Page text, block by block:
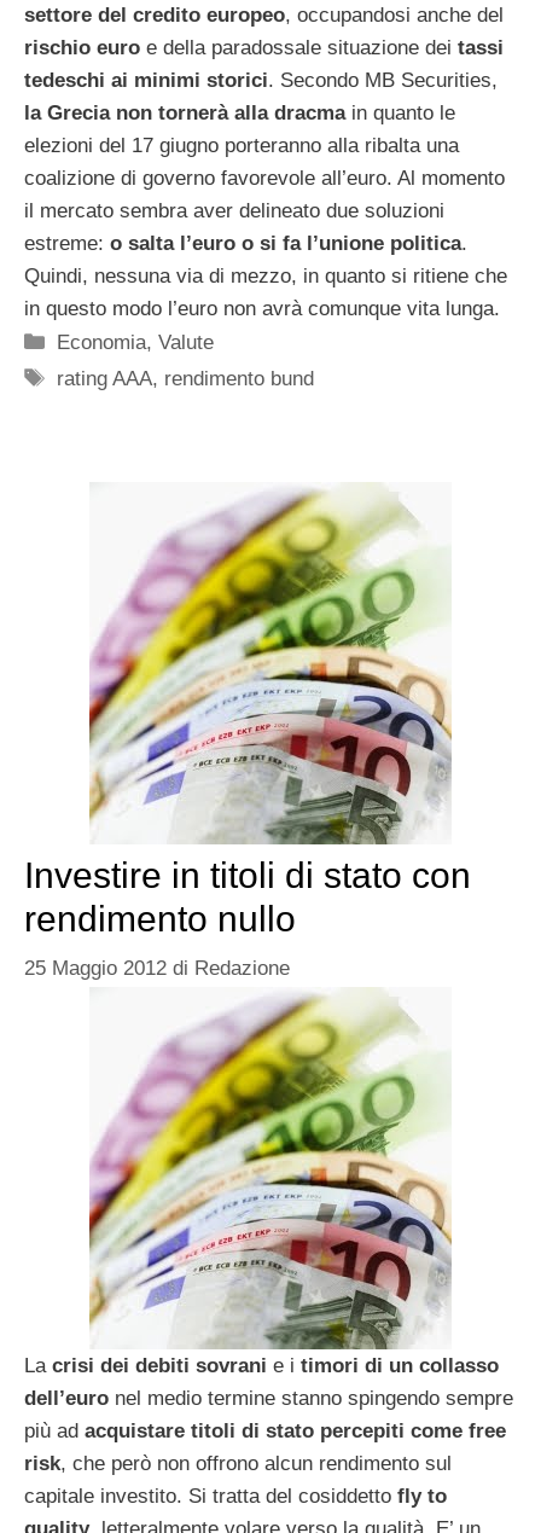
settore del credito europeo, occupandosi anche del
rischio euro e della paradossale situazione dei tassi
tedeschi ai minimi storici. Secondo MB Securities,
la Grecia non tornerà alla dracma in quanto le
elezioni del 17 giugno porteranno alla ribalta una
coalizione di governo favorevole all’euro. Al momento
il mercato sembra aver delineato due soluzioni
estreme: o salta l’euro o si fa l’unione politica.
Quindi, nessuna via di mezzo, in quanto si ritiene che
in questo modo l’euro non avrà comunque vita lunga.
Categorie
Economia,Valute
Tag
rating AAA, rendimento bund
Investire in titoli di stato con
rendimento nullo
25 Maggio 2012 di Redazione
La crisi dei debiti sovrani e i timori di un collasso
dell’euro nel medio termine stanno spingendo sempre
più ad acquistare titoli di stato percepiti come free
risk, che però non offrono alcun rendimento sul
capitale investito. Si tratta del cosiddetto fly to